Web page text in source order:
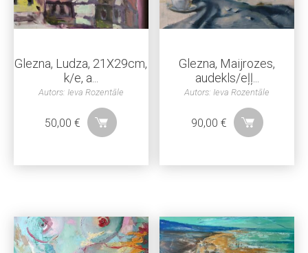
Glezna, Ludza, 21X29cm,
k/e, a...
Autors: Ieva Rozentāle
50,00€
Glezna, Maijrozes,
audekls/eļļ...
Autors: Ieva Rozentāle
90,00 €